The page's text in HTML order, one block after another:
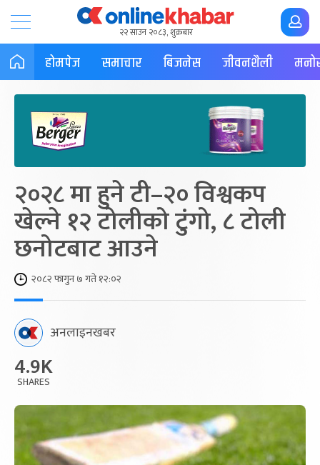
२२ साउन २०८३, शुक्रबार
होमपेज समाचार बिजनेस जीवनशैली
२०२८ मा हुने टी–२० विश्वकप
खेल्ने १२ टोलीको टुंगो, ८ टोली
छनोटबाट आउने
२०८२ फागुन ७ गते १२:०२
अनलाइनखबर
4.9K
SHARES